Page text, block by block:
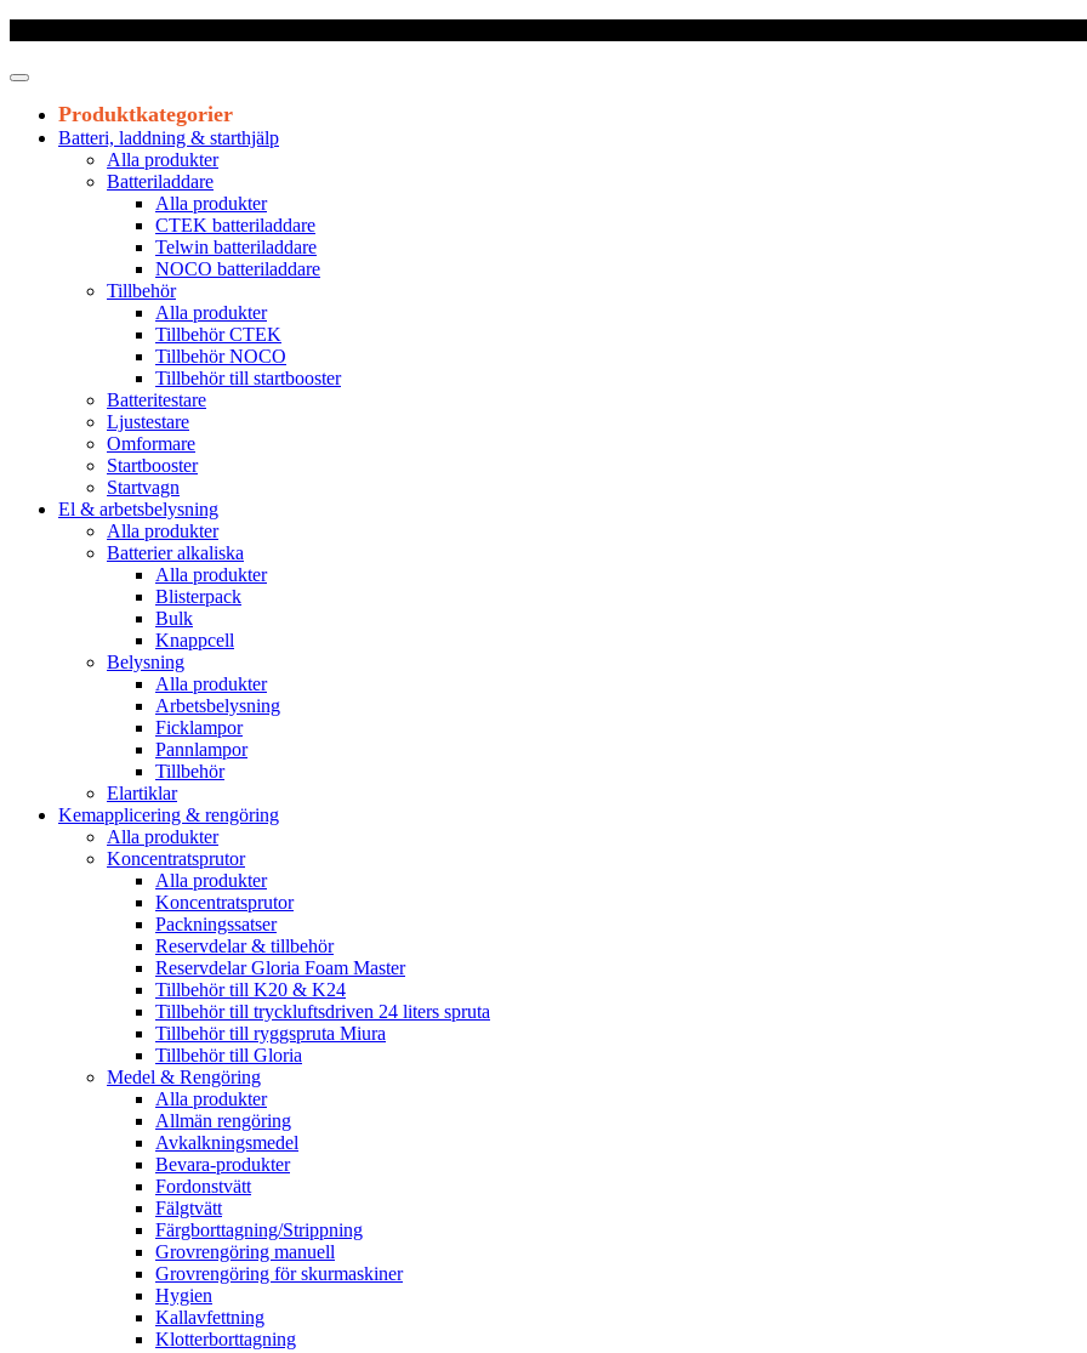
Produktkategorier
Batteri, laddning & starthjälp
Alla produkter
Batteriladdare
Alla produkter
CTEK batteriladdare
Telwin batteriladdare
NOCO batteriladdare
Tillbehör
Alla produkter
Tillbehör CTEK
Tillbehör NOCO
Tillbehör till startbooster
Batteritestare
Ljustestare
Omformare
Startbooster
Startvagn
El & arbetsbelysning
Alla produkter
Batterier alkaliska
Alla produkter
Blisterpack
Bulk
Knappcell
Belysning
Alla produkter
Arbetsbelysning
Ficklampor
Pannlampor
Tillbehör
Elartiklar
Kemapplicering & rengöring
Alla produkter
Koncentratsprutor
Alla produkter
Koncentratsprutor
Packningssatser
Reservdelar & tillbehör
Reservdelar Gloria Foam Master
Tillbehör till K20 & K24
Tillbehör till tryckluftsdriven 24 liters spruta
Tillbehör till ryggspruta Miura
Tillbehör till Gloria
Medel & Rengöring
Alla produkter
Allmän rengöring
Avkalkningsmedel
Bevara-produkter
Fordonstvätt
Fälgtvätt
Färgborttagning/Strippning
Grovrengöring manuell
Grovrengöring för skurmaskiner
Hygien
Kallavfettning
Klotterborttagning